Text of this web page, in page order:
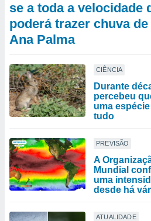
se a toda a velocidade
poderá trazer chuva
Ana Palma
CIÊNCIA
Durante
percebeu
uma
tudo
PREVISÃO
A
Mundial
uma
desde há
ATUALIDADE